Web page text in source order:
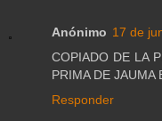
Anónimo 17 de
COPIADO DE LA
PRIMA DE JAUMA
Responder